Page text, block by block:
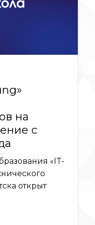
на
c
«IT-
открыт